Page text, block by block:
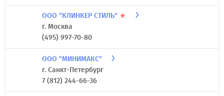
ООО "КЛИНКЕР СТИЛЬ" ★
г. Москва
(495) 997-70-80
ООО "МИНИМАКС"
г. Санкт-Петербург
7 (812) 244-66-36